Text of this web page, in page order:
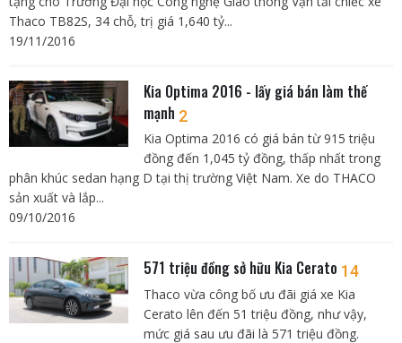
Thaco TB82S, 34 chỗ, trị giá 1,640 tỷ...
19/11/2016
Kia Optima 2016 - lấy giá bán làm thế
mạnh 2
Kia Optima 2016 có giá bán từ 915 triệu
đồng đến 1,045 tỷ đồng, thấp nhất trong
phân khúc sedan hạng D tại thị trường Việt Nam. Xe do THACO
sản xuất và lắp...
09/10/2016
571 triệu đồng sở hữu Kia Cerato 14
Thaco vừa công bố ưu đãi giá xe Kia
Cerato lên đến 51 triệu đồng, như vậy,
mức giá sau ưu đãi là 571 triệu đồng.